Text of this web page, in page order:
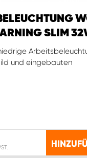
SLIM
und eingebauten